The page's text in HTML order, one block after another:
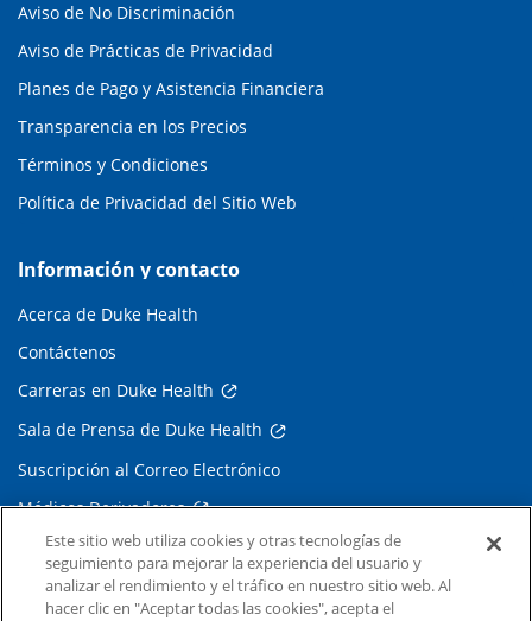
Aviso de No Discriminación
Aviso de Prácticas de Privacidad
Planes de Pago y Asistencia Financiera
Transparencia en los Precios
Términos y Condiciones
Política de Privacidad del Sitio Web
Información y contacto
Acerca de Duke Health
Contáctenos
Carreras en Duke Health
Sala de Prensa de Duke Health
Suscripción al Correo Electrónico
Médicos Derivadores
Enlaces relacionados
Este sitio web utiliza cookies y otras tecnologías de
seguimiento para mejorar la experiencia del usuario y
analizar el rendimiento y el tráfico en nuestro sitio web. Al
hacer clic en "Aceptar todas las cookies", acepta el